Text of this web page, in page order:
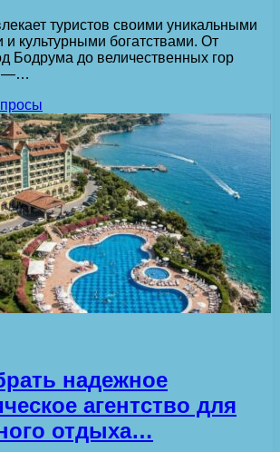
туристов своими уникальными
культурными богатствами. От
Бодрума до величественных гор
—…
надежное
агентство для
отдыха…